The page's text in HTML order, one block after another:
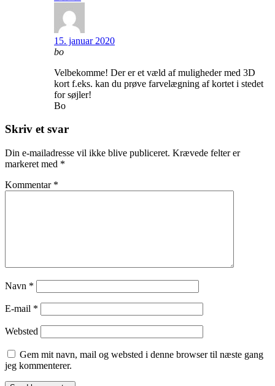
15. januar 2020
bo
Velbekomme! Der er et væld af muligheder med 3D
kort f.eks. kan du prøve farvelægning af kortet i stedet
for søjler!
Bo
Skriv et svar
Din e-mailadresse vil ikke blive publiceret. Krævede felter er
markeret med *
Kommentar *
Navn *
E-mail *
Websted
Gem mit navn, mail og websted i denne browser til næste gang
jeg kommenterer.